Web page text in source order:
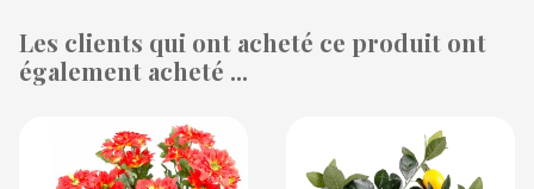
(7 avis)
Les clients qui ont acheté ce produit ont
également acheté ...